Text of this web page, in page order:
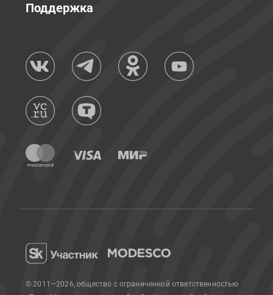
Поддержка
© 2011—2026, общество с ограниченной ответственностью